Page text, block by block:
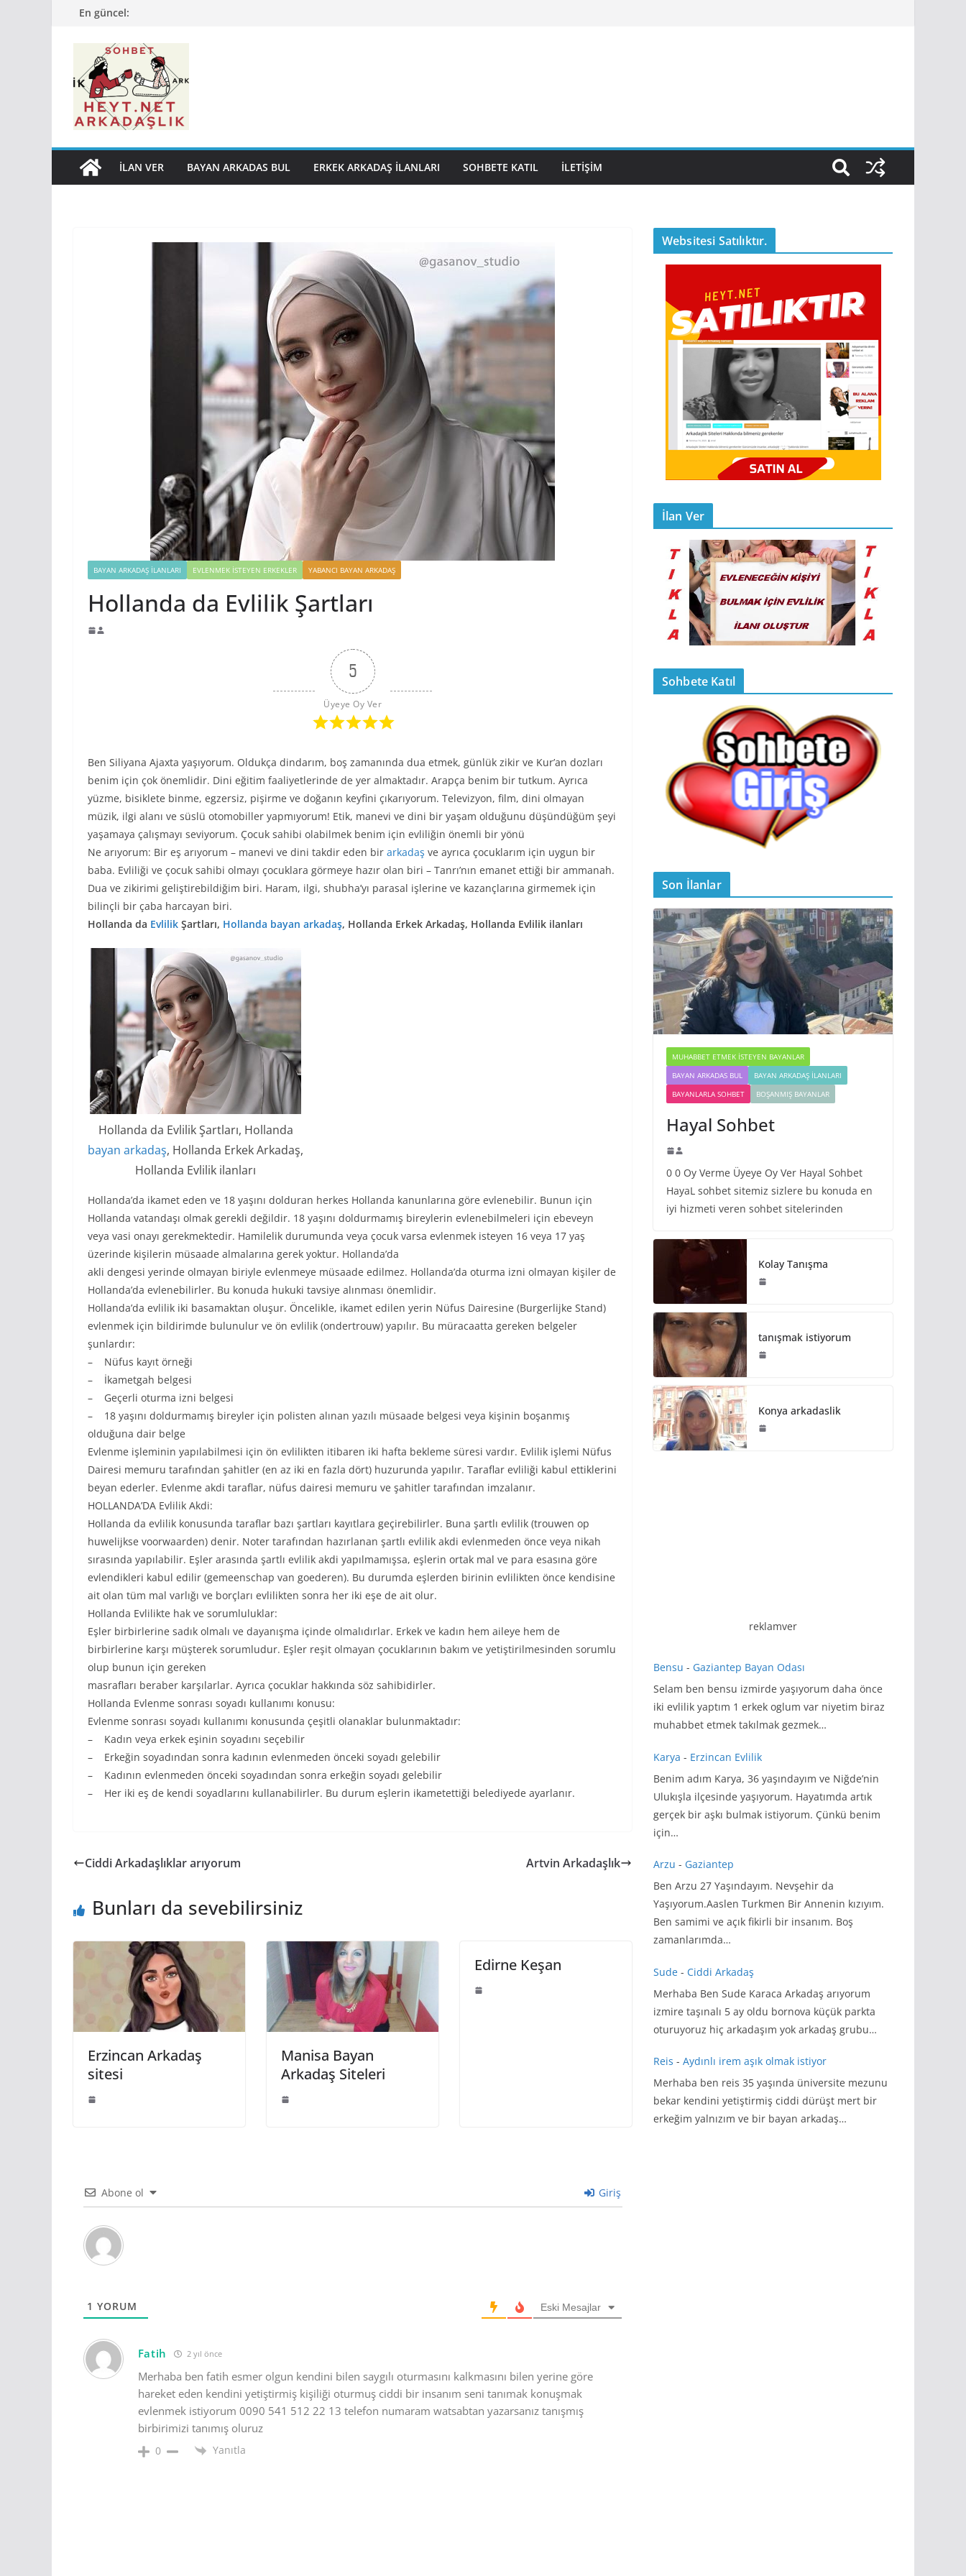
En güncel:
İLAN VER BAYAN ARKADAS BUL ERKEK ARKADAŞ İLANLARI SOHBETE KATIL İLETIŞIM
BAYAN ARKADAŞ İLANLARI EVLENMEK İSTEYEN ERKEKLER YABANCI BAYAN ARKADAŞ
Hollanda da Evlilik Şartları
5
Üyeye Oy Ver
Ben Siliyana Ajaxta yaşıyorum. Oldukça dindarım, boş zamanında dua etmek, günlük zikir ve Kur’an dozları
benim için çok önemlidir. Dini eğitim faaliyetlerinde de yer almaktadır. Arapça benim bir tutkum. Ayrıca
yüzme, bisiklete binme, egzersiz, pişirme ve doğanın keyfini çıkarıyorum. Televizyon, film, dini olmayan
müzik, ilgi alanı ve süslü otomobiller yapmıyorum! Etik, manevi ve dini bir yaşam olduğunu düşündüğüm şeyi
yaşamaya çalışmayı seviyorum. Çocuk sahibi olabilmek benim için evliliğin önemli bir yönü
Ne arıyorum: Bir eş arıyorum – manevi ve dini takdir eden bir arkadaş ve ayrıca çocuklarım için uygun bir
baba. Evliliği ve çocuk sahibi olmayı çocuklara görmeye hazır olan biri – Tanrı’nın emanet ettiği bir ammanah.
Dua ve zikirimi geliştirebildiğim biri. Haram, ilgi, shubha’yı parasal işlerine ve kazançlarına girmemek için
bilinçli bir çaba harcayan biri.
Hollanda da Evlilik Şartları, Hollanda bayan arkadaş, Hollanda Erkek Arkadaş, Hollanda Evlilik ilanları
Hollanda da Evlilik Şartları, Hollanda
bayan arkadaş, Hollanda Erkek Arkadaş,
Hollanda Evlilik ilanları
Hollanda’da ikamet eden ve 18 yaşını dolduran herkes Hollanda kanunlarına göre evlenebilir. Bunun için
Hollanda vatandaşı olmak gerekli değildir. 18 yaşını doldurmamış bireylerin evlenebilmeleri için ebeveyn
veya vasi onayı gerekmektedir. Hamilelik durumunda veya çocuk varsa evlenmek isteyen 16 veya 17 yaş
üzerinde kişilerin müsaade almalarına gerek yoktur. Hollanda’da
akli dengesi yerinde olmayan biriyle evlenmeye müsaade edilmez. Hollanda’da oturma izni olmayan kişiler de
Hollanda’da evlenebilirler. Bu konuda hukuki tavsiye alınması önemlidir.
Hollanda’da evlilik iki basamaktan oluşur. Öncelikle, ikamet edilen yerin Nüfus Dairesine (Burgerlijke Stand)
evlenmek için bildirimde bulunulur ve ön evlilik (ondertrouw) yapılır. Bu müracaatta gereken belgeler
şunlardır:
– Nüfus kayıt örneği
– İkametgah belgesi
– Geçerli oturma izni belgesi
– 18 yaşını doldurmamış bireyler için polisten alınan yazılı müsaade belgesi veya kişinin boşanmış
olduğuna dair belge
Evlenme işleminin yapılabilmesi için ön evlilikten itibaren iki hafta bekleme süresi vardır. Evlilik işlemi Nüfus
Dairesi memuru tarafından şahitler (en az iki en fazla dört) huzurunda yapılır. Taraflar evliliği kabul ettiklerini
beyan ederler. Evlenme akdi taraflar, nüfus dairesi memuru ve şahitler tarafından imzalanır.
HOLLANDA’DA Evlilik Akdi:
Hollanda da evlilik konusunda taraflar bazı şartları kayıtlara geçirebilirler. Buna şartlı evlilik (trouwen op
huwelijkse voorwaarden) denir. Noter tarafından hazırlanan şartlı evlilik akdi evlenmeden önce veya nikah
sırasında yapılabilir. Eşler arasında şartlı evlilik akdi yapılmamışsa, eşlerin ortak mal ve para esasına göre
evlendikleri kabul edilir (gemeenschap van goederen). Bu durumda eşlerden birinin evlilikten önce kendisine
ait olan tüm mal varlığı ve borçları evlilikten sonra her iki eşe de ait olur.
Hollanda Evlilikte hak ve sorumluluklar:
Eşler birbirlerine sadık olmalı ve dayanışma içinde olmalıdırlar. Erkek ve kadın hem aileye hem de
birbirlerine karşı müşterek sorumludur. Eşler reşit olmayan çocuklarının bakım ve yetiştirilmesinden sorumlu
olup bunun için gereken
masrafları beraber karşılarlar. Ayrıca çocuklar hakkında söz sahibidirler.
Hollanda Evlenme sonrası soyadı kullanımı konusu:
Evlenme sonrası soyadı kullanımı konusunda çeşitli olanaklar bulunmaktadır:
– Kadın veya erkek eşinin soyadını seçebilir
– Erkeğin soyadından sonra kadının evlenmeden önceki soyadı gelebilir
– Kadının evlenmeden önceki soyadından sonra erkeğin soyadı gelebilir
– Her iki eş de kendi soyadlarını kullanabilirler. Bu durum eşlerin ikametettiği belediyede ayarlanır.
Ciddi Arkadaşlıklar arıyorum Artvin Arkadaşlık
Bunları da sevebilirsiniz
Erzincan Arkadaş
sitesi
Manisa Bayan
Arkadaş Siteleri
Edirne Keşan
Abone ol Giriş
1 YORUM Eski Mesajlar
Fatih 2 yıl önce
Merhaba ben fatih esmer olgun kendini bilen saygılı oturmasını kalkmasını bilen yerine göre
hareket eden kendini yetiştirmiş kişiliği oturmuş ciddi bir insanım seni tanımak konuşmak
evlenmek istiyorum 0090 541 512 22 13 telefon numaram watsabtan yazarsanız tanışmış
birbirimizi tanımış oluruz
0 Yanıtla
Websitesi Satılıktır.
İlan Ver
Sohbete Katıl
Son İlanlar
MUHABBET ETMEK İSTEYEN BAYANLAR
BAYAN ARKADAS BUL
BAYAN ARKADAŞ İLANLARI
BAYANLARLA SOHBET
BOŞANMIŞ BAYANLAR
Hayal Sohbet
0 0 Oy Verme Üyeye Oy Ver Hayal Sohbet
HayaL sohbet sitemiz sizlere bu konuda en
iyi hizmeti veren sohbet sitelerinden
Kolay Tanışma
tanışmak istiyorum
Konya arkadaslik
reklamver
Bensu - Gaziantep Bayan Odası
Selam ben bensu izmirde yaşıyorum daha önce
iki evlilik yaptım 1 erkek oglum var niyetim biraz
muhabbet etmek takılmak gezmek…
Karya - Erzincan Evlilik
Benim adım Karya, 36 yaşındayım ve Niğde’nin
Ulukışla ilçesinde yaşıyorum. Hayatımda artık
gerçek bir aşkı bulmak istiyorum. Çünkü benim
için…
Arzu - Gaziantep
Ben Arzu 27 Yaşındayım. Nevşehir da
Yaşıyorum.Aaslen Turkmen Bir Annenin kızıyım.
Ben samimi ve açık fikirli bir insanım. Boş
zamanlarımda…
Sude - Ciddi Arkadaş
Merhaba Ben Sude Karaca Arkadaş arıyorum
izmire taşınalı 5 ay oldu bornova küçük parkta
oturuyoruz hiç arkadaşım yok arkadaş grubu…
Reis - Aydınlı irem aşık olmak istiyor
Merhaba ben reis 35 yaşında üniversite mezunu
bekar kendini yetiştirmiş ciddi dürüşt mert bir
erkeğim yalnızım ve bir bayan arkadaş…